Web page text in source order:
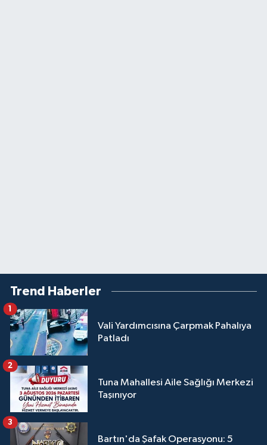
Trend Haberler
Vali Yardımcısına Çarpmak Pahalıya
Patladı
1
Tuna Mahallesi Aile Sağlığı Merkezi
Taşınıyor
2
Bartın'da Şafak Operasyonu: 5
3